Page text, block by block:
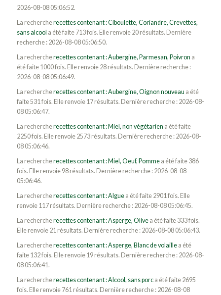
2026-08-08 05:06:52.
La rechercherecettes contenant : Ciboulette, Coriandre, Crevettes,
sans alcool a été faite 713 fois. Elle renvoie 20 résultats. Dernière
recherche : 2026-08-08 05:06:50.
La rechercherecettes contenant : Aubergine, Parmesan, Poivron a
été faite 1000 fois. Elle renvoie 28 résultats. Dernière recherche :
2026-08-08 05:06:49.
La rechercherecettes contenant : Aubergine, Oignon nouveau a été
faite 531 fois. Elle renvoie 17 résultats. Dernière recherche : 2026-08-
08 05:06:47.
La rechercherecettes contenant : Miel, non végétarien a été faite
2250 fois. Elle renvoie 2573 résultats. Dernière recherche : 2026-08-
08 05:06:46.
La rechercherecettes contenant : Miel, Oeuf, Pommea été faite 386
fois. Elle renvoie 98 résultats. Dernière recherche : 2026-08-08
05:06:46.
La rechercherecettes contenant : Alguea été faite 2901 fois. Elle
renvoie 117 résultats. Dernière recherche : 2026-08-08 05:06:45.
La rechercherecettes contenant : Asperge, Olivea été faite 333 fois.
Elle renvoie 21 résultats. Dernière recherche : 2026-08-08 05:06:43.
La rechercherecettes contenant : Asperge, Blanc de volaillea été
faite 132 fois. Elle renvoie 19 résultats. Dernière recherche : 2026-08-
08 05:06:41.
La rechercherecettes contenant : Alcool, sans porca été faite 2695
fois. Elle renvoie 761 résultats. Dernière recherche : 2026-08-08